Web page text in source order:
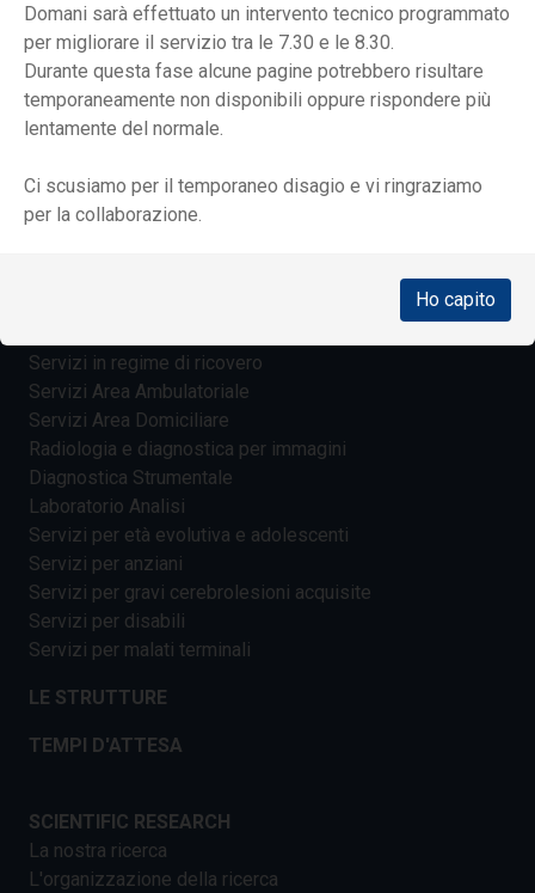
Domani sarà effettuato un intervento tecnico programmato
per migliorare il servizio tra le 7.30 e le 8.30.
Durante questa fase alcune pagine potrebbero risultare
temporaneamente non disponibili oppure rispondere più
lentamente del normale.
Ci scusiamo per il temporaneo disagio e vi ringraziamo
per la collaborazione.
Ho capito
Santuario e museo
Archivio storico
L'Italia che non dimentica
Mostre itineranti
DA 70 ANNI ACCANTO AI PIÙ FRAGILI
La struttura organizzativa
La storia
Il Beato don Carlo Gnocchi: un uomo e il suo sogno
Servizi in regime di ricovero
Servizi Area Ambulatoriale
Servizi Area Domiciliare
Radiologia e diagnostica per immagini
Diagnostica Strumentale
Laboratorio Analisi
Servizi per età evolutiva e adolescenti
Servizi per anziani
Servizi per gravi cerebrolesioni acquisite
Servizi per disabili
Servizi per malati terminali
LE STRUTTURE
TEMPI D'ATTESA
SCIENTIFIC RESEARCH
La nostra ricerca
L'organizzazione della ricerca